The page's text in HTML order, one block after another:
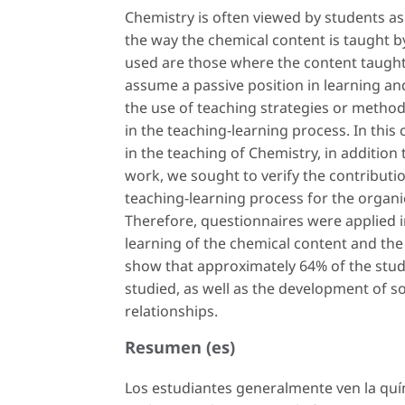
Chemistry is often viewed by students
the way the chemical content is taught
used are those where the content
assume a passive position in learning
the use of teaching strategies or
in the teaching-learning process. In
in the teaching of Chemistry, in
work, we sought to verify the
teaching-learning process for the
Therefore, questionnaires were
learning of the chemical content and
show that approximately 64% of the
studied, as well as the development of
relationships.
Resumen (es)
Los estudiantes generalmente ven la